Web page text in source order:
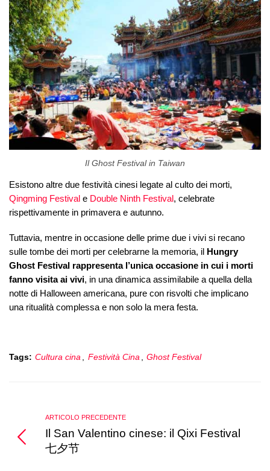
Il Ghost Festival in Taiwan
Esistono altre due festività cinesi legate al culto dei morti,
Qingming Festival e Double Ninth Festival, celebrate
rispettivamente in primavera e autunno.
Tuttavia, mentre in occasione delle prime due i vivi si recano
sulle tombe dei morti per celebrarne la memoria, il Hungry
Ghost Festival rappresenta l’unica occasione in cui i morti
fanno visita ai vivi, in una dinamica assimilabile a quella della
notte di Halloween americana, pure con risvolti che implicano
una ritualità complessa e non solo la mera festa.
Tags: Cultura cina , Festività Cina , Ghost Festival
ARTICOLO PRECEDENTE
Il San Valentino cinese: il Qixi Festival
七夕节